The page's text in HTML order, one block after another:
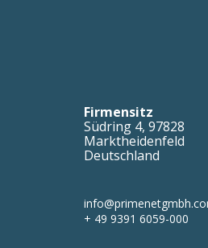
Firmensitz
Südring 4, 97828
Marktheidenfeld
Deutschland
+ 49 9391 6059-000